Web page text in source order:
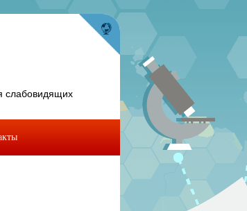
слабовидящих